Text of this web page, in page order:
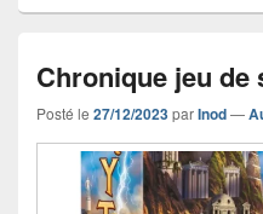
Chronique jeu de
Posté le 27/12/2023parInod—